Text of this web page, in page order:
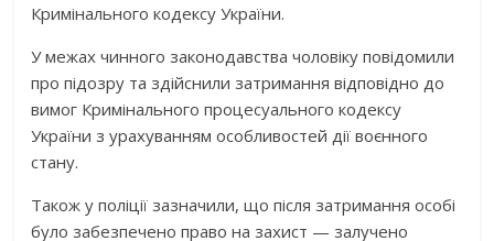
Кримінального кодексу України.
У межах чинного законодавства чоловіку повідомили
про підозру та здійснили затримання відповідно до
вимог Кримінального процесуального кодексу
України з урахуванням особливостей дії воєнного
стану.
Також у поліції зазначили, що після затримання особі
було забезпечено право на захист — залучено